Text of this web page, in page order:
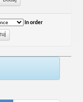
In order